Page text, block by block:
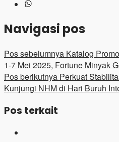
Navigasi pos
Pos sebelumnya Katalog
1-7 Mei 2025, Fortune Minyak
Pos berikutnya Perkuat
Kunjungi NHM di Hari Buruh
Pos terkait